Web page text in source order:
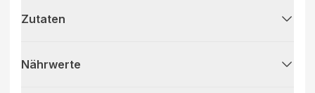
Zutaten
Nährwerte